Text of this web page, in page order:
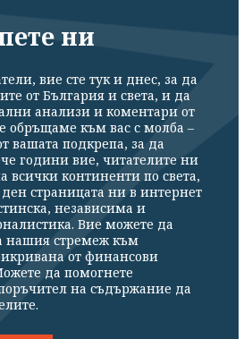
ни
вие сте тук и днес, за да
от България и света, и да
анализи и коментари от
обръщаме към вас с молба –
вашата подкрепа, за да
години вие, читателите ни
всички континенти по света,
ден страницата ни в интернет
независима и
Вие можете да
нашия стремеж към
от финансови
да помогнете
на съдържание да